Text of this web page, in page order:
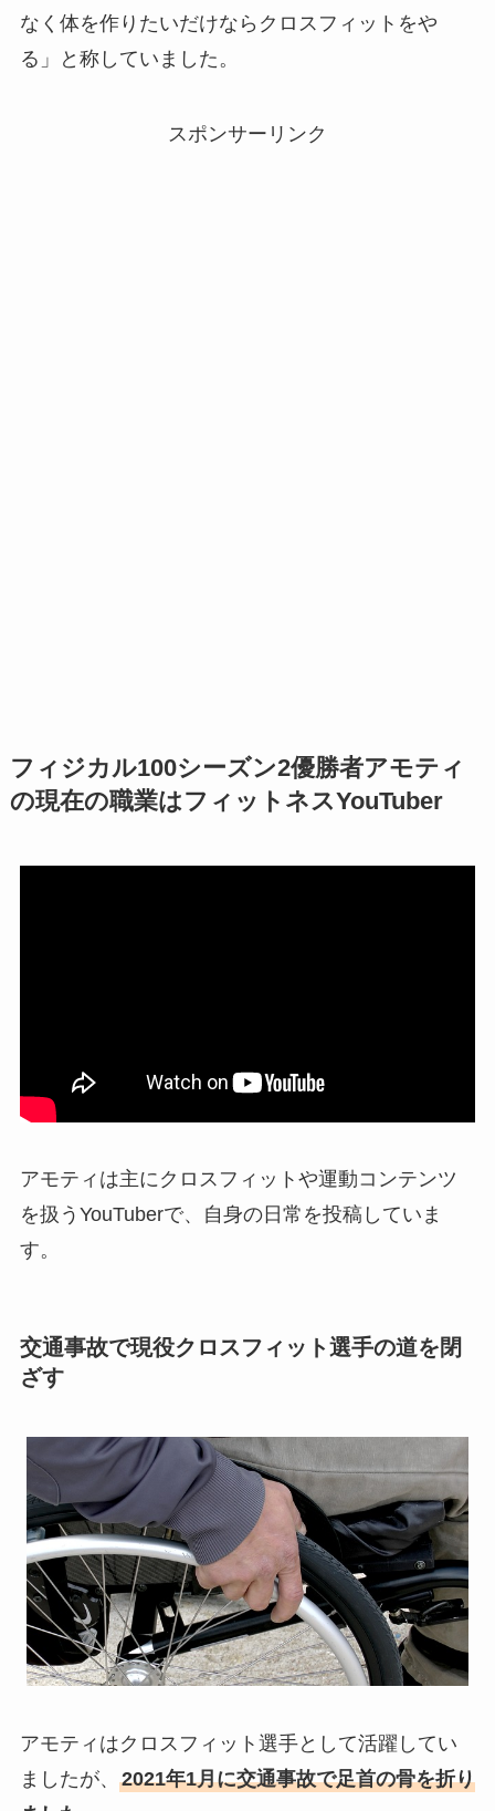
なく体を作りたいだけならクロスフィットをや
る」と称していました。
スポンサーリンク
フィジカル100シーズン2優勝者アモティ
の現在の職業はフィットネスYouTuber
アモティは主にクロスフィットや運動コンテンツ
を扱うYouTuberで、自身の日常を投稿していま
す。
交通事故で現役クロスフィット選手の道を閉
ざす
アモティはクロスフィット選手として活躍してい
ましたが、 2021年1月に交通事故で足首の骨を折り